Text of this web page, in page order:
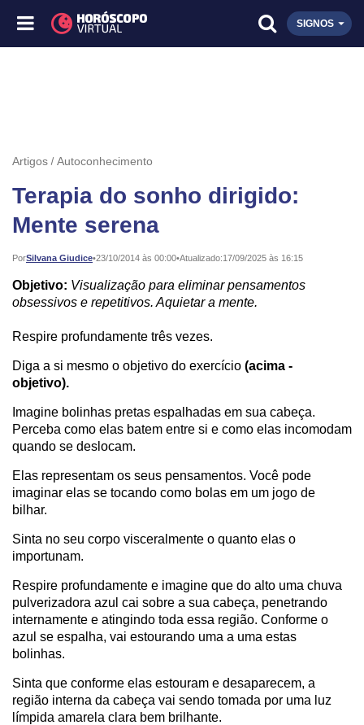
SIGNOS
Artigos Autoconhecimento
Terapia do sonho dirigido:
Mente serena
PorSilvana Giudice•
Publicado: 23/10/2014 às 00:00•Atualizado:17/09/2025 às 16:15
Objetivo: Visualização para eliminar pensamentos
obsessivos e repetitivos. Aquietar a mente.
Respire profundamente três vezes.
Diga a si mesmo o objetivo do exercício (acima -
objetivo).
Imagine bolinhas pretas espalhadas em sua cabeça.
Perceba como elas batem entre si e como elas incomodam
quando se deslocam.
Elas representam os seus pensamentos. Você pode
imaginar elas se tocando como bolas em um jogo de
bilhar.
Sinta no seu corpo visceralmente o quanto elas o
importunam.
Respire profundamente e imagine que do alto uma chuva
pulverizadora azul cai sobre a sua cabeça, penetrando
internamente e atingindo toda essa região. Conforme o
azul se espalha, vai estourando uma a uma estas
bolinhas.
Sinta que conforme elas estouram e desaparecem, a
região interna da cabeça vai sendo tomada por uma luz
límpida amarela clara bem brilhante.